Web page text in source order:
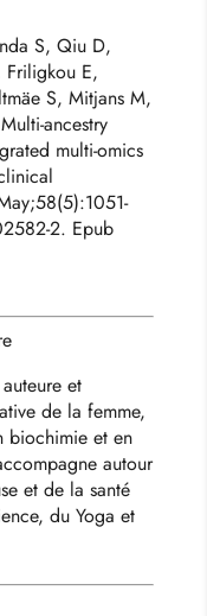
S, Qiu D,
E,
S, Mitjans M,
ancestry
multi-omics
2. Epub
et
de la femme,
biochimie et en
autour
et de la santé
du Yoga et